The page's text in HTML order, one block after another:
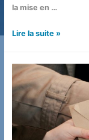
la mise en …
Referendum,
dissolution
ou…
tout
bonnement
«
Lire la suite »